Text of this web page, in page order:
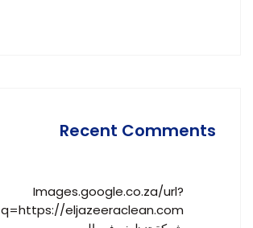
Recent Comments
Images.google.co.za/url?
q=https://eljazeeraclean.com